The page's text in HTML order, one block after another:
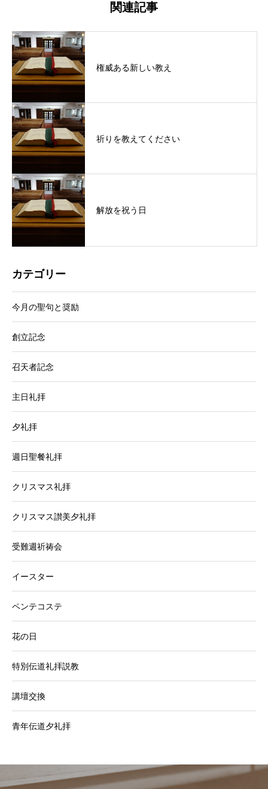
関連記事
権威ある新しい教え
祈りを教えてください
解放を祝う日
カテゴリー
今月の聖句と奨励
創立記念
召天者記念
主日礼拝
夕礼拝
週日聖餐礼拝
クリスマス礼拝
クリスマス讃美夕礼拝
受難週祈祷会
イースター
ペンテコステ
花の日
特別伝道礼拝説教
講壇交換
青年伝道夕礼拝